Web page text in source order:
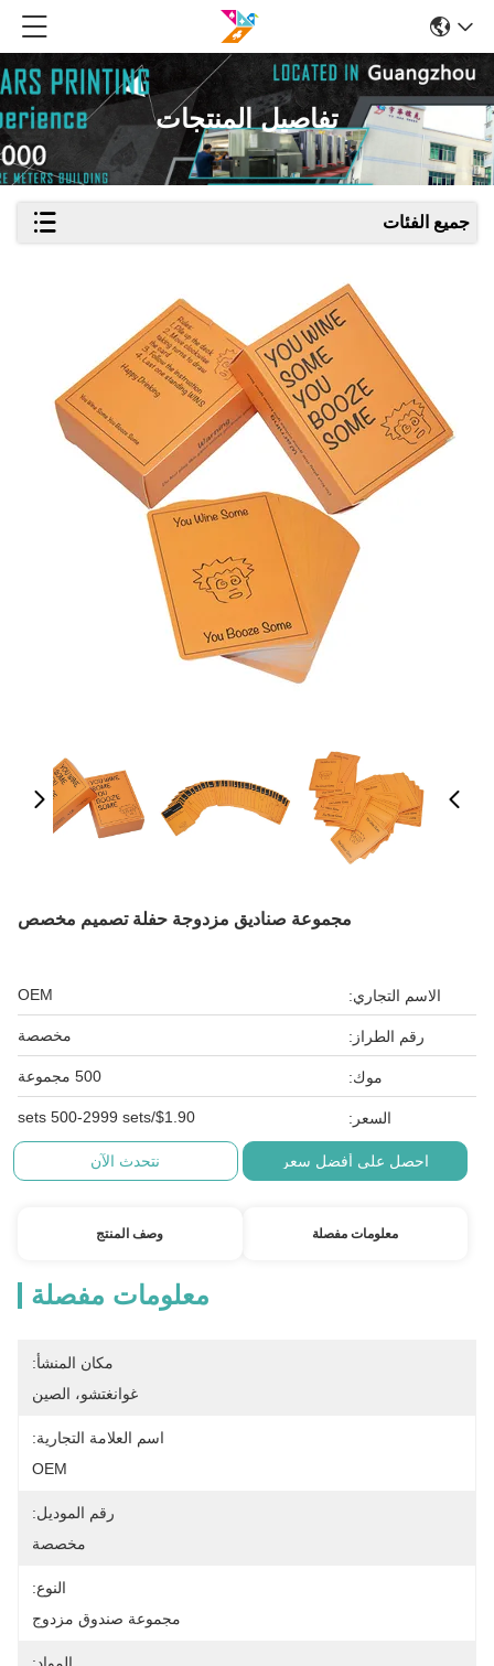
تفاصيل المنتجات
جميع الفئات
مجموعة صناديق مزدوجة حفلة تصميم مخصص
الاسم التجاري: OEM
رقم الطراز: مخصصة
موك: 500 مجموعة
السعر: $1.90/sets 500-2999 sets
احصل على أفضل سعر نتحدث الآن
معلومات مفصلة وصف المنتج
معلومات مفصلة
مكان المنشأ:
غوانغتشو، الصين
اسم العلامة التجارية:
OEM
رقم الموديل:
مخصصة
النوع:
مجموعة صندوق مزدوج